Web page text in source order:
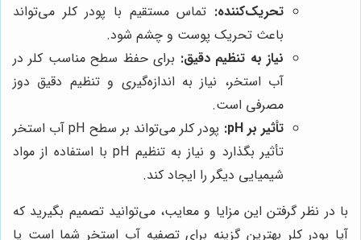
تحریک‌کننده: تماس مستقیم با پودر کلر می‌تواند
باعث تحریک پوست و چشم شود.
نیاز به تنظیم دقیق: برای حفظ سطح مناسب کلر در
آب استخر، نیاز به اندازه‌گیری و تنظیم دقیق دوز
مصرفی است.
تأثیر بر pH:
پودر کلر می‌تواند بر سطح pH آب استخر
تأثیر بگذارد و نیاز به تنظیم pH با استفاده از مواد
شیمیایی دیگر را ایجاد کند.
با در نظر گرفتن این مزایا و معایب، می‌توانید تصمیم بگیرید که
آیا پودر کلر بهترین گزینه برای تصفیه آب استخر شما است یا